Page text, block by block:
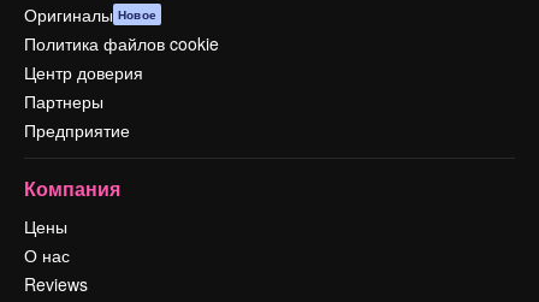
Оригиналы Новое
Политика файлов cookie
Центр доверия
Партнеры
Предприятие
Компания
Цены
О нас
Reviews